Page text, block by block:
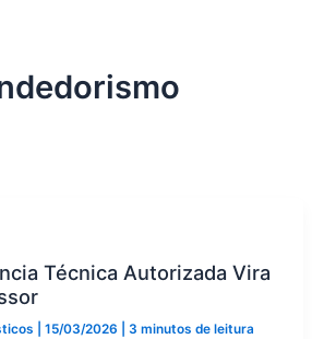
Técnica Autorizada Vira
15/03/2026 3 minutos de leitura